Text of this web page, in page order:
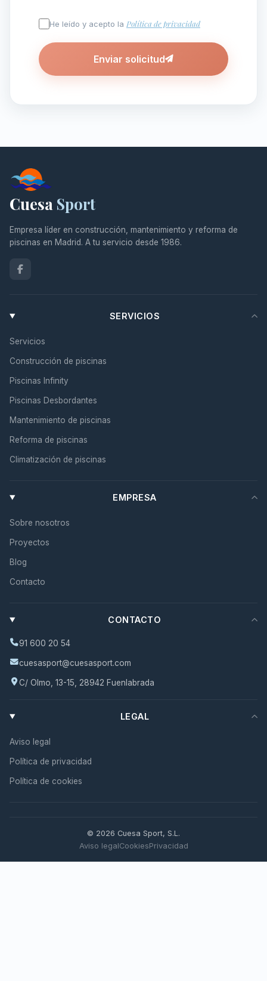
He leído y acepto la Política de privacidad
Enviar solicitud
Cuesa Sport
Empresa líder en construcción, mantenimiento y reforma de
piscinas en Madrid. A tu servicio desde 1986.
SERVICIOS
Servicios
Construcción de piscinas
Piscinas Infinity
Piscinas Desbordantes
Mantenimiento de piscinas
Reforma de piscinas
Climatización de piscinas
EMPRESA
Sobre nosotros
Proyectos
Blog
Contacto
CONTACTO
91 600 20 54
cuesasport@cuesasport.com
C/ Olmo, 13-15, 28942 Fuenlabrada
LEGAL
Aviso legal
Política de privacidad
Política de cookies
© 2026 Cuesa Sport, S.L.
Aviso legalCookiesPrivacidad